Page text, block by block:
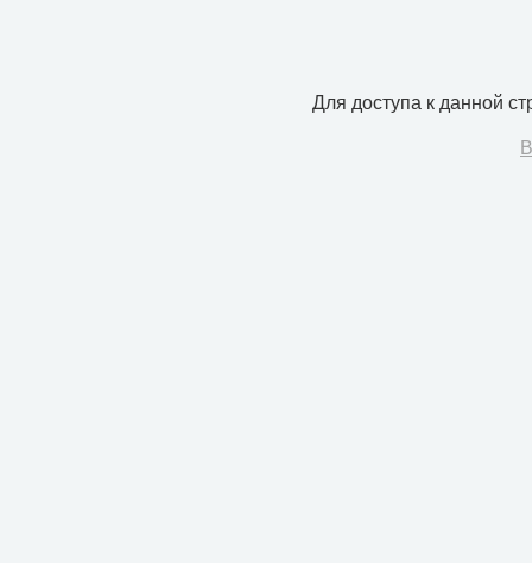
Для доступа к данной